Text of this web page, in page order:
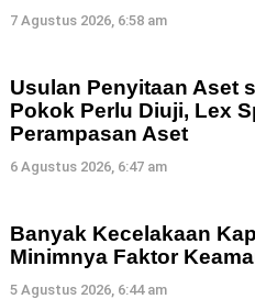
7 Agustus 2026, 6:58 am
Usulan Penyitaan Aset
Pokok Perlu Diuji, Lex
Perampasan Aset
6 Agustus 2026, 6:47 am
Banyak Kecelakaan
Minimnya Faktor
5 Agustus 2026, 6:44 am